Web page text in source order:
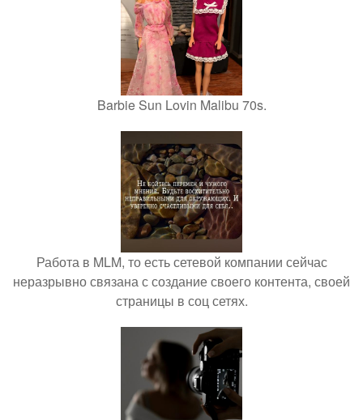
Barbie Sun Lovin Malibu 70s.
Работа в MLM, то есть сетевой компании сейчас
неразрывно связана с создание своего контента, своей
страницы в соц сетях.